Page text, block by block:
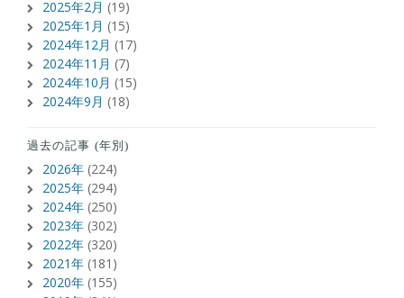
2025年2月 (19)
2025年1月 (15)
2024年12月 (17)
2024年11月 (7)
2024年10月 (15)
2024年9月 (18)
過去の記事 (年別)
2026年 (224)
2025年 (294)
2024年 (250)
2023年 (302)
2022年 (320)
2021年 (181)
2020年 (155)